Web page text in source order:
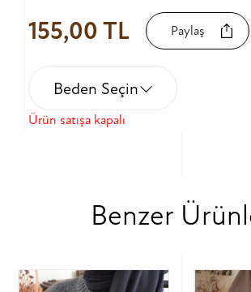
155,00 TL Paylaş
Beden Seçin
Ürün satışa kapalı
Benzer